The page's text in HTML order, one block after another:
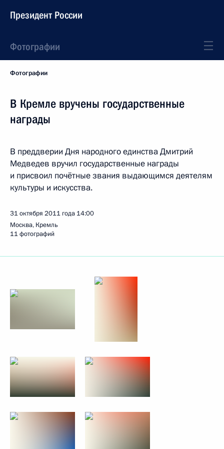
Президент России
Фотографии
Фотографии
В Кремле вручены государственные
награды
В преддверии Дня народного единства Дмитрий
Медведев вручил государственные награды
и присвоил почётные звания выдающимся деятелям
культуры и искусства.
31 октября 2011 года 14:00
Москва, Кремль
11 фотографий